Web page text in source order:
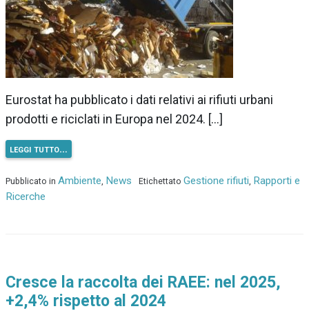
Eurostat ha pubblicato i dati relativi ai rifiuti urbani
prodotti e riciclati in Europa nel 2024. […]
leggi tutto…
Pubblicato in Ambiente, News Etichettato Gestione rifiuti, Rapporti e
Ricerche
Cresce la raccolta dei RAEE: nel 2025,
+2,4% rispetto al 2024